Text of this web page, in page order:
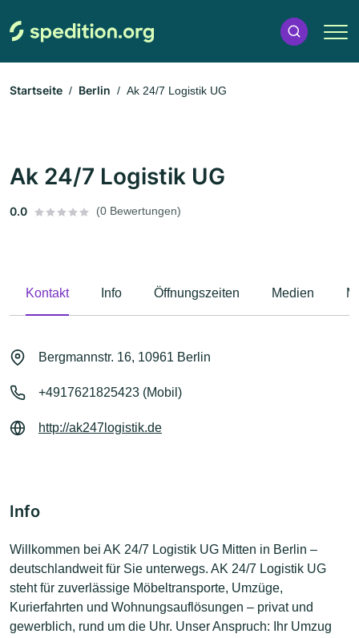
Startseite Berlin Ak 24/7 Logistik UG
Ak 24/7 Logistik UG
0.0 (0 Bewertungen)
Kontakt Info Öffnungszeiten Medien
Bergmannstr. 16, 10961 Berlin
+4917621825423 (Mobil)
http://ak247logistik.de
Info
Willkommen bei AK 24/7 Logistik UG Mitten in Berlin –
deutschlandweit für Sie unterwegs. AK 24/7 Logistik UG
steht für zuverlässige Möbeltransporte, Umzüge,
Kurierfahrten und Wohnungsauflösungen – privat und
gewerblich, rund um die Uhr. Unser Anspruch: Ihr Umzug